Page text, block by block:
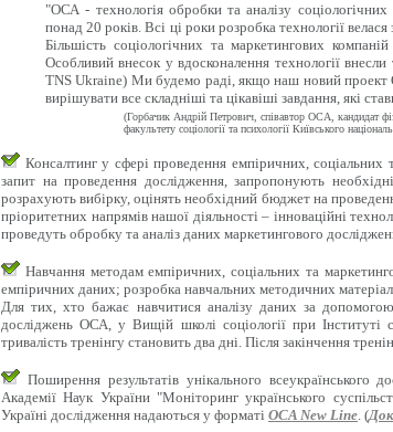
"ОСА - технологія обробки та аналізу
понад 20 років. Всі ці роки розробка технології
Більшість соціологічних та маркетингових
Особливий внесок у вдосконалення технології
TNS Ukraine) Ми будемо раді, якщо наш новий проект
вирішувати все складніші та цікавіші завдання, які
(Горбачик Андрій Петрович, співавтор ОСА, кандидат
факультету соціології та психології Київського
Консалтинг у сфері проведення емпіричних,
запит на проведення дослідження, запропонують
розрахують вибірку, оцінять необхідний бюджет на
пріоритетних напрямів нашої діяльності – інноваційні
проведуть обробку та аналіз даних маркетингового
Навчання методам емпіричних, соціальних та
емпіричних даних; розробка навчальних методичних
Для тих, хто бажає навчитися аналізу даних за
досліджень ОСА, у Вищій школі соціології при Інституті
тривалість тренінгу становить два дні. Після закінчення
Поширення результатів унікального всеукраїнського
Академії Наук України "Моніторинг українського
Україні дослідження надаються у форматі OCA New Line. (